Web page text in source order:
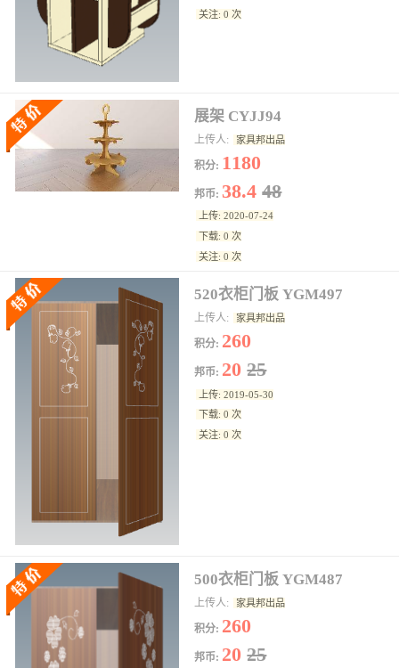
关注: 0 次
展架 CYJJ94
上传人: 家具邦出品
积分: 1180
邦币: 38.448
上传: 2020-07-24
下载: 0 次
关注: 0 次
520衣柜门板 YGM497
上传人: 家具邦出品
积分: 260
邦币: 2025
上传: 2019-05-30
下载: 0 次
关注: 0 次
500衣柜门板 YGM487
上传人: 家具邦出品
积分: 260
邦币: 2025